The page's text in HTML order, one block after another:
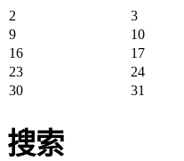
2 3
9
10
16
17
23
24
30
31
搜索